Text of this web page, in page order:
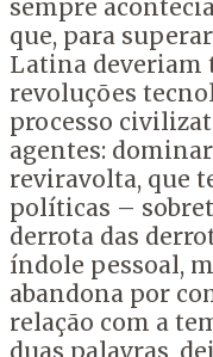
sempre
que, para
Latina deveriam
revoluções
processo
agentes:
reviravolta, que
políticas –
derrota das
índole pessoal,
abandona por
relação com a